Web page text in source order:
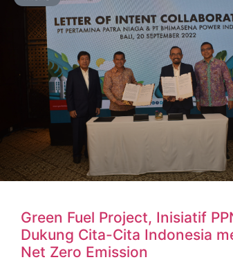
Green Fuel Project, Inisiatif
Dukung Cita-Cita Indonesia
Net Zero Emission